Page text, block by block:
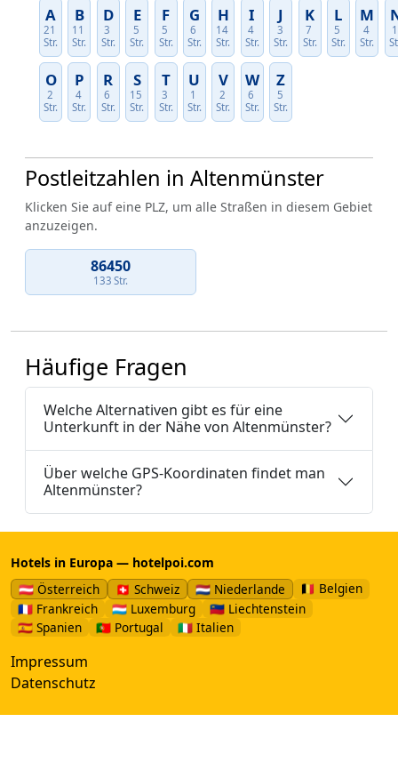
A
21
Str.
B
11
Str.
D
3
Str.
E
5
Str.
F
5
Str.
G
6
Str.
H
14
Str.
I
4
Str.
J
3
Str.
K
7
Str.
L
5
Str.
M
4
Str.
O
2
Str.
P
4
Str.
R
6
Str.
S
15
Str.
T
3
Str.
U
1
Str.
V
2
Str.
W
6
Str.
Z
5
Str.
Postleitzahlen in Altenmünster
Klicken Sie auf eine PLZ, um alle Straßen in diesem Gebiet
anzuzeigen.
86450
133 Str.
Häufige Fragen
Welche Alternativen gibt es für eine
Unterkunft in der Nähe von Altenmünster?
Über welche GPS-Koordinaten findet man
Altenmünster?
Hotels in Europa — hotelpoi.com
🇦🇹 Österreich
🇨🇭 Schweiz 🇳🇱 Niederlande
🇧🇪 Belgien
🇫🇷 Frankreich
🇱🇺 Luxemburg
🇱🇮 Liechtenstein
🇪🇸 Spanien
🇵🇹 Portugal 🇮🇹 Italien
Impressum
Datenschutz